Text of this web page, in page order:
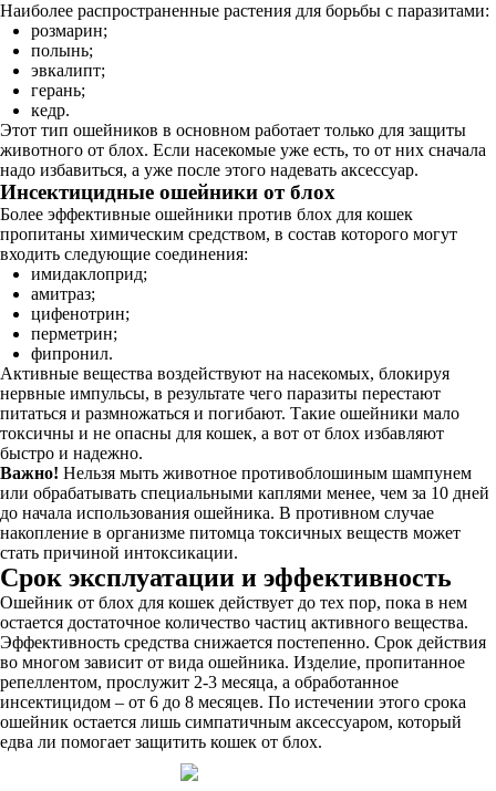
Наиболее распространенные растения для борьбы с паразитами:
розмарин;
полынь;
эвкалипт;
герань;
кедр.
Этот тип ошейников в основном работает только для защиты
животного от блох. Если насекомые уже есть, то от них сначала
надо избавиться, а уже после этого надевать аксессуар.
Инсектицидные ошейники от блох
Более эффективные ошейники против блох для кошек
пропитаны химическим средством, в состав которого могут
входить следующие соединения:
имидаклоприд;
амитраз;
цифенотрин;
перметрин;
фипронил.
Активные вещества воздействуют на насекомых, блокируя
нервные импульсы, в результате чего паразиты перестают
питаться и размножаться и погибают. Такие ошейники мало
токсичны и не опасны для кошек, а вот от блох избавляют
быстро и надежно.
Важно! Нельзя мыть животное противоблошиным шампунем
или обрабатывать специальными каплями менее, чем за 10 дней
до начала использования ошейника. В противном случае
накопление в организме питомца токсичных веществ может
стать причиной интоксикации.
Срок эксплуатации и эффективность
Ошейник от блох для кошек действует до тех пор, пока в нем
остается достаточное количество частиц активного вещества.
Эффективность средства снижается постепенно. Срок действия
во многом зависит от вида ошейника. Изделие, пропитанное
репеллентом, прослужит 2-3 месяца, а обработанное
инсектицидом – от 6 до 8 месяцев. По истечении этого срока
ошейник остается лишь симпатичным аксессуаром, который
едва ли помогает защитить кошек от блох.